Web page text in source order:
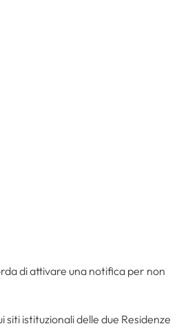
di attivare una notifica per non
istituzionali delle due Residenze